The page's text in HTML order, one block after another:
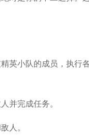
英小队的成员，执行
并完成任务。
人。